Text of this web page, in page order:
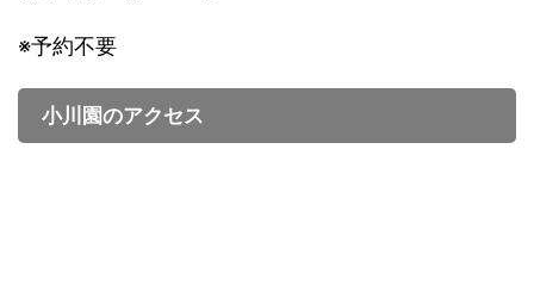
※予約不要
小川園のアクセス